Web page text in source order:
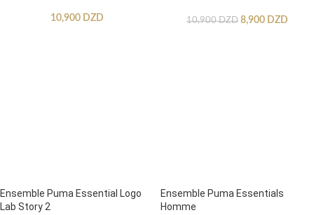
10,900 DZD 10,900DZD 8,900 DZD
Ensemble Puma Essential Logo
Lab Story 2
Ensemble Puma Essentials
Homme